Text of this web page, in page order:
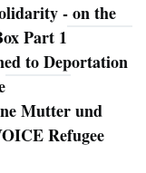
- on the
Part 1
to Deportation
Mutter und
Refugee